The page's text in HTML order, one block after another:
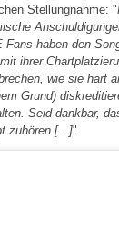
Stellungnahme: "
Fans haben den
ihrer
wie sie hart
Grund)
Seid dankbar,
zuhören [...]".